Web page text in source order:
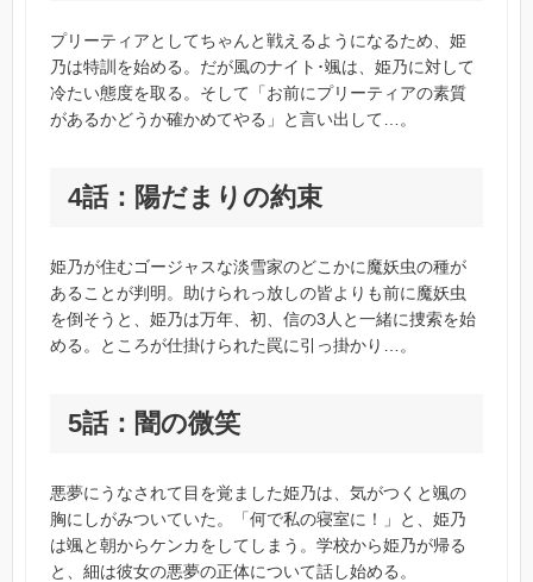
プリーティアとしてちゃんと戦えるようになるため、姫
乃は特訓を始める。だが風のナイト･颯は、姫乃に対して
冷たい態度を取る。そして「お前にプリーティアの素質
があるかどうか確かめてやる」と言い出して…。
4話：陽だまりの約束
姫乃が住むゴージャスな淡雪家のどこかに魔妖虫の種が
あることが判明。助けられっ放しの皆よりも前に魔妖虫
を倒そうと、姫乃は万年、初、信の3人と一緒に捜索を始
める。ところが仕掛けられた罠に引っ掛かり…。
5話：闇の微笑
悪夢にうなされて目を覚ました姫乃は、気がつくと颯の
胸にしがみついていた。「何で私の寝室に！」と、姫乃
は颯と朝からケンカをしてしまう。学校から姫乃が帰る
と、細は彼女の悪夢の正体について話し始める。